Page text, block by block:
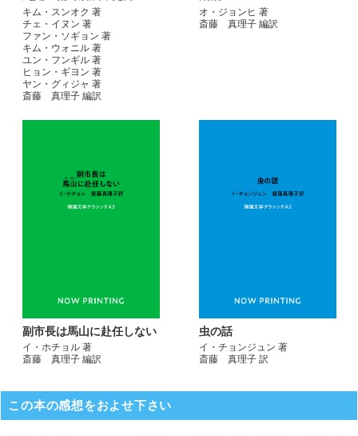
キム・スンオク 著
チェ・イヌン 著
ファン・ソギョン 著
キム・ウォニル 著
ユン・フンギル 著
ヒョン・ギヨン 著
ヤン・グィジャ 著
斎藤 真理子 編訳
オ・ジョンヒ 著
斎藤 真理子 編訳
副市長は馬山に赴任しない
イ・ホチョル 著
斎藤 真理子 編訳
虫の話
イ・チョンジュン 著
斎藤 真理子 訳
この本の感想をおよせ下さい